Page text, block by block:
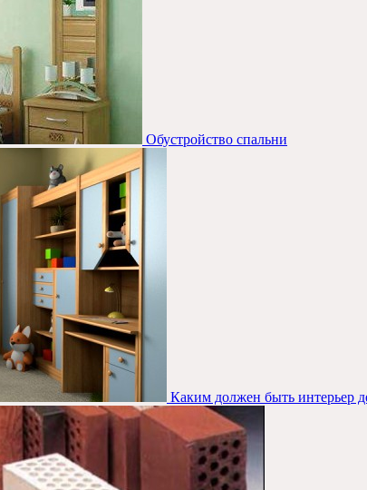
Обустройство спальни
Каким должен быть интерьер